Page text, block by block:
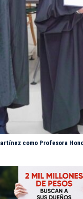
como Profesora